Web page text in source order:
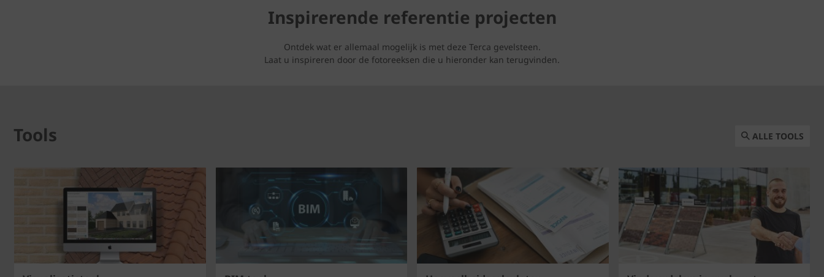
Inspirerende referentie projecten
Ontdek wat er allemaal mogelijk is met deze Terca gevelsteen.
Laat u inspireren door de fotoreeksen die u hieronder kan terugvinden.
Tools ALLE TOOLS